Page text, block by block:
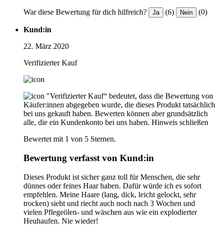
War diese Bewertung für dich hilfreich? Ja (6) Nein (0)
Kund:in
22. März 2020
Verifizierter Kauf
"Verifizierter Kauf“ bedeutet, dass die Bewertung von
Käufer:innen abgegeben wurde, die dieses Produkt tatsächlich
bei uns gekauft haben. Bewerten können aber grundsätzlich
alle, die ein Kundenkonto bei uns haben. Hinweis schließen
Bewertet mit 1 von 5 Sternen.
Bewertung verfasst von Kund:in
Dieses Produkt ist sicher ganz toll für Menschen, die sehr
dünnes oder feines Haar haben. Dafür würde ich es sofort
empfehlen. Meine Haare (lang, dick, leicht gelockt, sehr
trocken) sieht und riecht auch noch nach 3 Wochen und
vielen Pflegeölen- und wäschen aus wie ein explodierter
Heuhaufen. Nie wieder!